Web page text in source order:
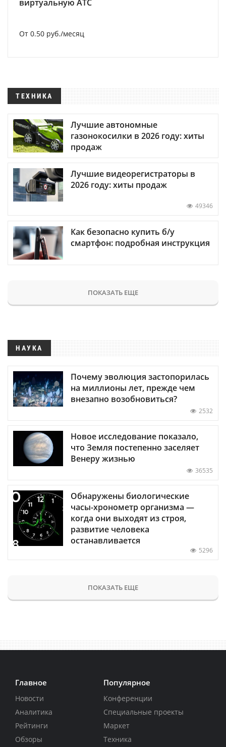
виртуальную АТС
От 0.50 руб./месяц
ТЕХНИКА
Лучшие автономные
газонокосилки в 2026 году: хиты
продаж
Лучшие видеорегистраторы в
2026 году: хиты продаж
49346
Как безопасно купить б/у
смартфон: подробная инструкция
ПОКАЗАТЬ ЕЩЕ
НАУКА
Почему эволюция застопорилась
на миллионы лет, прежде чем
внезапно возобновиться?
2532
Новое исследование показало,
что Земля постепенно заселяет
Венеру жизнью
36535
Обнаружены биологические
часы-хронометр организма —
когда они выходят из строя,
развитие человека
останавливается
5296
ПОКАЗАТЬ ЕЩЕ
Главное
Новости
Аналитика
Рейтинги
Обзоры
Популярное
Конференции
Специальные проекты
Маркет
Техника